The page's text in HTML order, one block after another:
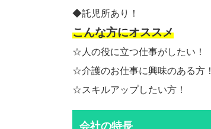
◆託児所あり！
こんな方にオススメ
☆人の役に立つ仕事がしたい！
☆介護のお仕事に興味のある方！
☆スキルアップしたい方！
会社の特長